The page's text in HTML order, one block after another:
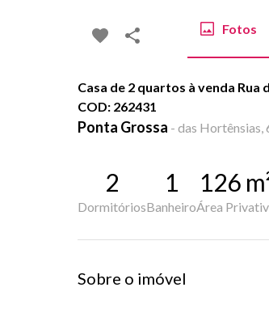
Fotos
Casa de 2 quartos à venda
COD: 262431
Ponta Grossa - das Hortênsias,
2
Dormitórios
1
Banheiro
126
Área
Sobre o imóvel